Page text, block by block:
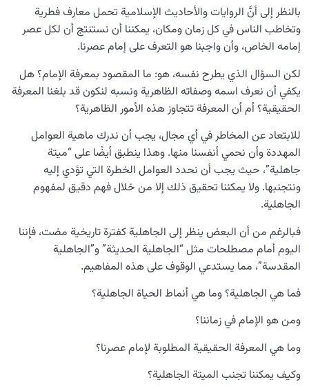
ما العلاقة بين معرفة الله ومعرفة الأئمة(عليهم السلام)؟
مفهوم الحصن الآمن في حديث سلسلة الذهب: لماذا ‘لا إله إلا
ما المعيار المحدد لعلاقتنا بأهل البيت عليهم السلام؟ وماذا
نعرف عن علاقتنا الحقيقية والحقوقیة بهم؟
ما هي العائلة السماوية وما علاقتها بهدف الخلق؟
هندسة النفس وتهذيب الروح 0/11
نضوج الطفل الغالي للروح
القضاء والقدر والاختيار 0/13
الابتلاء والامتحان في مسيرة الحياة
الشيطان… العدوّ المبين
معرفة الجنة والنار
بالنظر إلى أنَّ الروايات والأحاديث الإسلامية تحمل معارف فطرية
وتخاطب الناس في كل زمان ومكان، يمكننا أن نستنتج أن لكل عصر
إمامه الخاص، وأن واجبنا هو التعرف على إمام عصرنا.
لكن السؤال الذي يطرح نفسه، هو: ما المقصود بمعرفة الإمام؟ هل
يكفي أن نعرف اسمه وصفاته الظاهرية ونسبه لنكون قد بلغنا المعرفة
الحقيقية؟ أم أن المعرفة تتجاوز هذه الأمور الظاهرية؟
للابتعاد عن المخاطر في أي مجال، يجب أن ندرك ماهية العوامل
المهددة وأن نحمي أنفسنا منها. وهذا ينطبق أيضًا على “ميتة
جاهلية”، حيث يجب أن نحدد العوامل الخطرة التي تؤدي إليه
ونتجنبها. ولا يمكننا تحقيق ذلك إلا من خلال فهم دقيق لمفهوم
الجاهلية.
فبالرغم من أن البعض ينظر إلى الجاهلية كفترة تاريخية مضت، فإننا
اليوم أمام مصطلحات مثل “الجاهلية الحديثة” و”الجاهلية
المقدسة”، مما يستدعي الوقوف على هذه المفاهيم.
فما هي الجاهلية؟ وما هي أنماط الحياة الجاهلية؟
ومن هو الإمام في زماننا؟
وما هي المعرفة الحقيقية المطلوبة لإمام عصرنا؟
وكيف يمكننا تجنب الميتة الجاهلية؟